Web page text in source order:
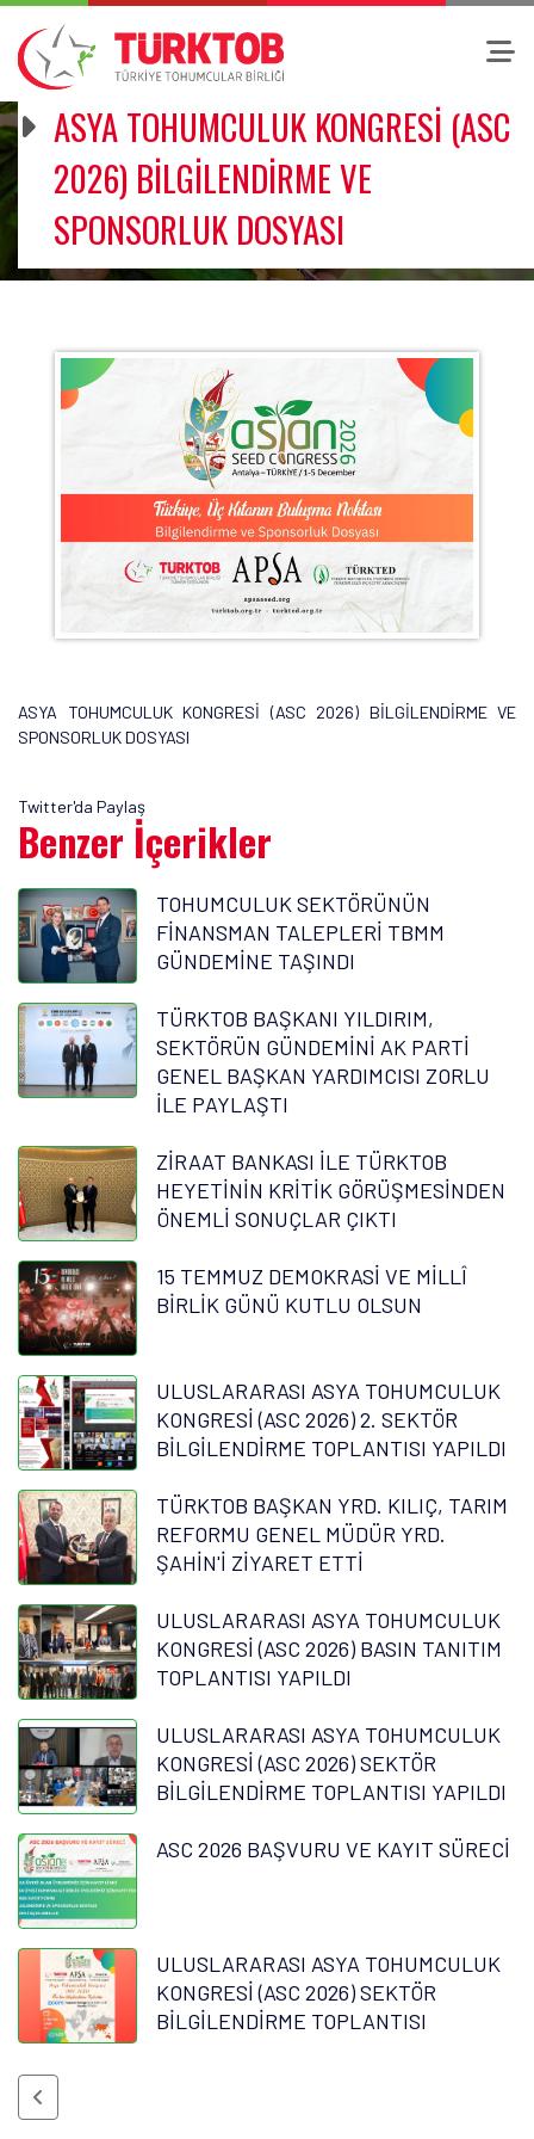
ASYA TOHUMCULUK KONGRESİ (ASC
2026) BİLGİLENDİRME VE
SPONSORLUK DOSYASI
ASYA TOHUMCULUK KONGRESİ (ASC 2026) BİLGİLENDİRME VE
SPONSORLUK DOSYASI
Twitter'da Paylaş
Benzer İçerikler
TOHUMCULUK SEKTÖRÜNÜN
FİNANSMAN TALEPLERİ TBMM
GÜNDEMİNE TAŞINDI
TÜRKTOB BAŞKANI YILDIRIM,
SEKTÖRÜN GÜNDEMİNİ AK PARTİ
GENEL BAŞKAN YARDIMCISI ZORLU
İLE PAYLAŞTI
ZİRAAT BANKASI İLE TÜRKTOB
HEYETİNİN KRİTİK GÖRÜŞMESİNDEN
ÖNEMLİ SONUÇLAR ÇIKTI
15 TEMMUZ DEMOKRASİ VE MİLLÎ
BİRLİK GÜNÜ KUTLU OLSUN
ULUSLARARASI ASYA TOHUMCULUK
KONGRESİ (ASC 2026) 2. SEKTÖR
BİLGİLENDİRME TOPLANTISI YAPILDI
TÜRKTOB BAŞKAN YRD. KILIÇ, TARIM
REFORMU GENEL MÜDÜR YRD.
ŞAHİN'İ ZİYARET ETTİ
ULUSLARARASI ASYA TOHUMCULUK
KONGRESİ (ASC 2026) BASIN TANITIM
TOPLANTISI YAPILDI
ULUSLARARASI ASYA TOHUMCULUK
KONGRESİ (ASC 2026) SEKTÖR
BİLGİLENDİRME TOPLANTISI YAPILDI
ASC 2026 BAŞVURU VE KAYIT SÜRECİ
ULUSLARARASI ASYA TOHUMCULUK
KONGRESİ (ASC 2026) SEKTÖR
BİLGİLENDİRME TOPLANTISI